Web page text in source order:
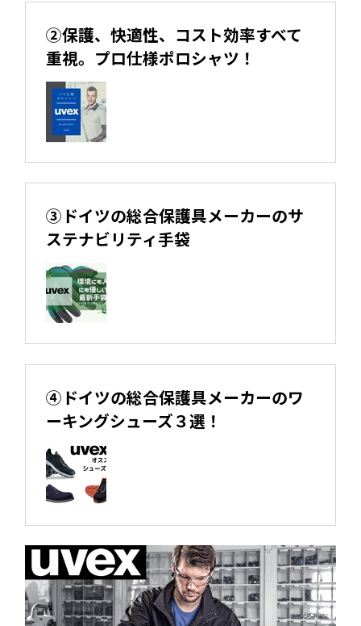
②保護、快適性、コスト効率すべて
重視。プロ仕様ポロシャツ！
③ドイツの総合保護具メーカーのサ
ステナビリティ手袋
④ドイツの総合保護具メーカーのワ
ーキングシューズ３選！